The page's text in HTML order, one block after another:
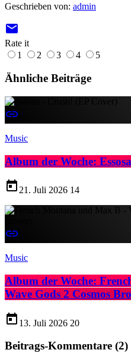
Geschrieben von: admin
email
Rate it
1
2 3 4 5
Ähnliche Beiträge
insert_link
Music
Album der Woche:
today 21. Juli 2026 14
insert_link
Music
Album der Woche:
Wave Gods 2 Cosmos
today 13. Juli 2026 20
Beitrags-Kommentare (2)